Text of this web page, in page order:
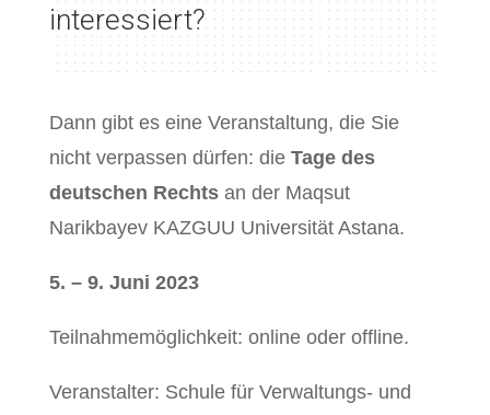
interessiert?
Dann gibt es eine Veranstaltung, die Sie
nicht verpassen dürfen: die Tage des
deutschen Rechtsan der Maqsut
Narikbayev KAZGUU Universität Astana.
5. – 9. Juni 2023
Teilnahmemöglichkeit: online oder offline.
Veranstalter: Schule für Verwaltungs- und